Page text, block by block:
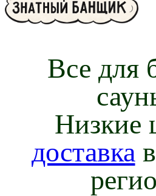
Все для
Низкие
доставка